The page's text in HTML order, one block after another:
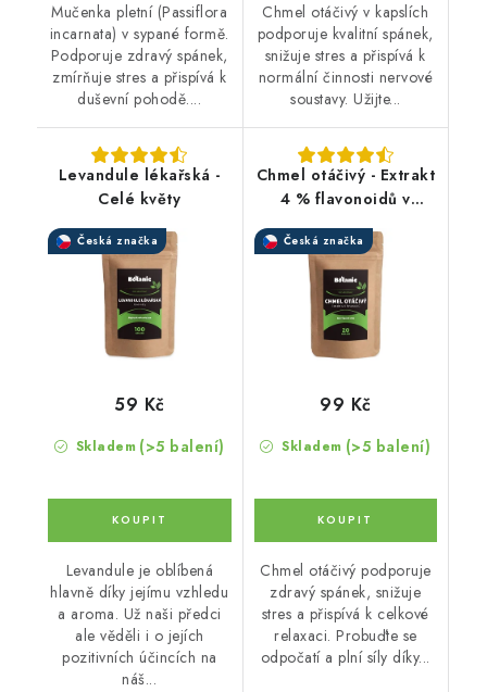
Mučenka pletní (Passiflora
incarnata) v sypané formě.
Podporuje zdravý spánek,
zmírňuje stres a přispívá k
duševní pohodě....
Chmel otáčivý v kapslích
podporuje kvalitní spánek,
snižuje stres a přispívá k
normální činnosti nervové
soustavy. Užijte...
Levandule lékařská -
Celé květy
Česká značka
Skladem (>5 balení)
59 Kč
Levandule je oblíbená
hlavně díky jejímu vzhledu
a aroma. Už naši předci
ale věděli i o jejích
pozitivních účincích na
náš...
Chmel otáčivý - Extrakt
4 % flavonoidů v
prášku
Česká značka
Skladem (>5 balení)
99 Kč
Chmel otáčivý podporuje
zdravý spánek, snižuje
stres a přispívá k celkové
relaxaci. Probuďte se
odpočatí a plní síly díky...